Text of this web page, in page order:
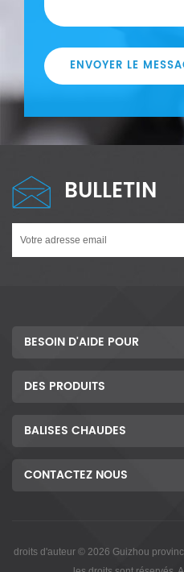
ENVOYER LE
BULLETIN
BESOIN D'AIDE POUR
DES PRODUITS
BALISES CHAUDES
CONTACTEZ NOUS
droits d'auteur © 2026 Guizhou